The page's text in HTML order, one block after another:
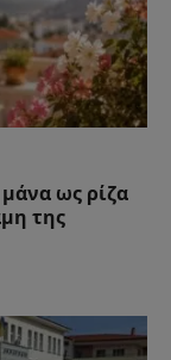
ως ρίζα
της